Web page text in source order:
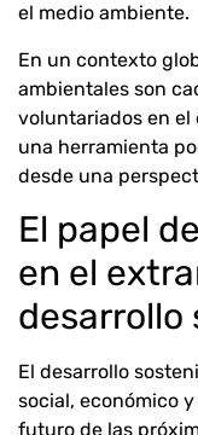
el medio ambiente.
En un contexto
ambientales son
voluntariados en
una herramienta
desde una
El papel
en el
desarrollo
El desarrollo
social, económico
futuro de las